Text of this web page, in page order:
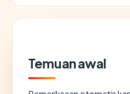
Temuan awal